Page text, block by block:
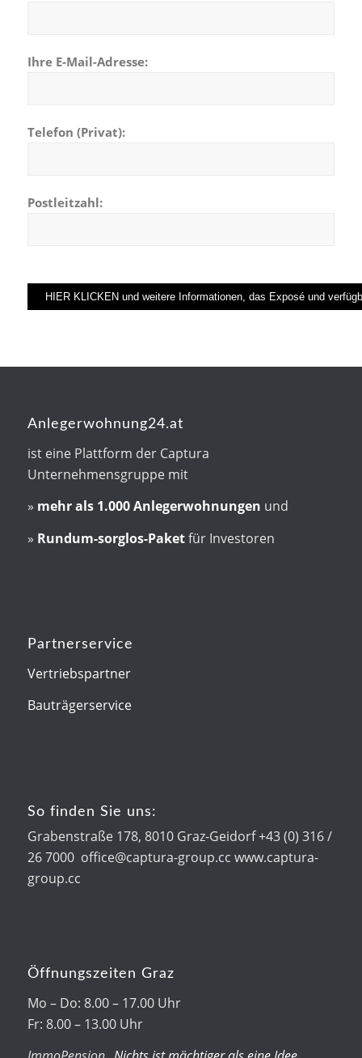
Ihre E-Mail-Adresse:
Telefon (Privat):
Postleitzahl:
Anlegerwohnung24.at
ist eine Plattform der Captura
Unternehmensgruppe mit
» mehr als 1.000 Anlegerwohnungen und
» Rundum-sorglos-Paketfür Investoren
Partnerservice
Vertriebspartner
Bauträgerservice
So finden Sie uns:
Grabenstraße 178, 8010 Graz-Geidorf +43 (0) 316 /
26 7000 office@captura-group.cc www.captura-
group.cc
Öffnungszeiten Graz
Mo – Do: 8.00 – 17.00 Uhr
Fr: 8.00 – 13.00 Uhr